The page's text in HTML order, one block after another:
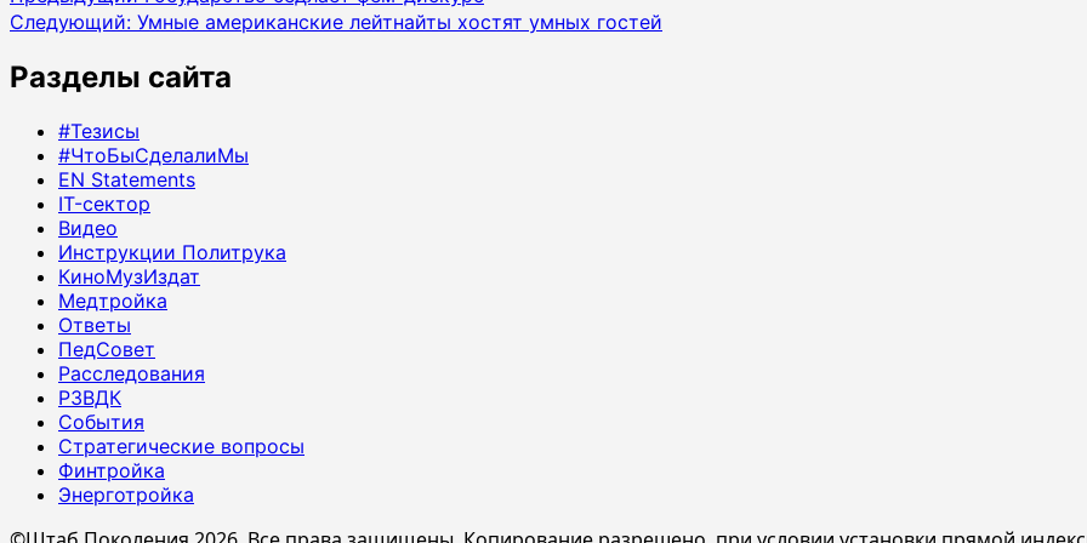
записи
Следующий: Умные американские лейтнайты хостят умных гостей
Разделы сайта
#Тезисы
#ЧтоБыСделалиМы
EN Statements
IT-сектор
Видео
Инструкции Политрука
КиноМузИздат
Медтройка
Ответы
ПедСовет
Расследования
РЗВДК
События
Стратегические вопросы
Финтройка
Энерготройка